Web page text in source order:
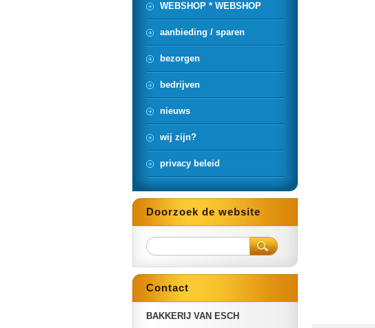
WEBSHOP * WEBSHOP
aanbieding / sparen
bezorgen
bedrijven
nieuws
wij zijn?
privacy beleid
Doorzoek de website
Contact
BAKKERIJ VAN ESCH